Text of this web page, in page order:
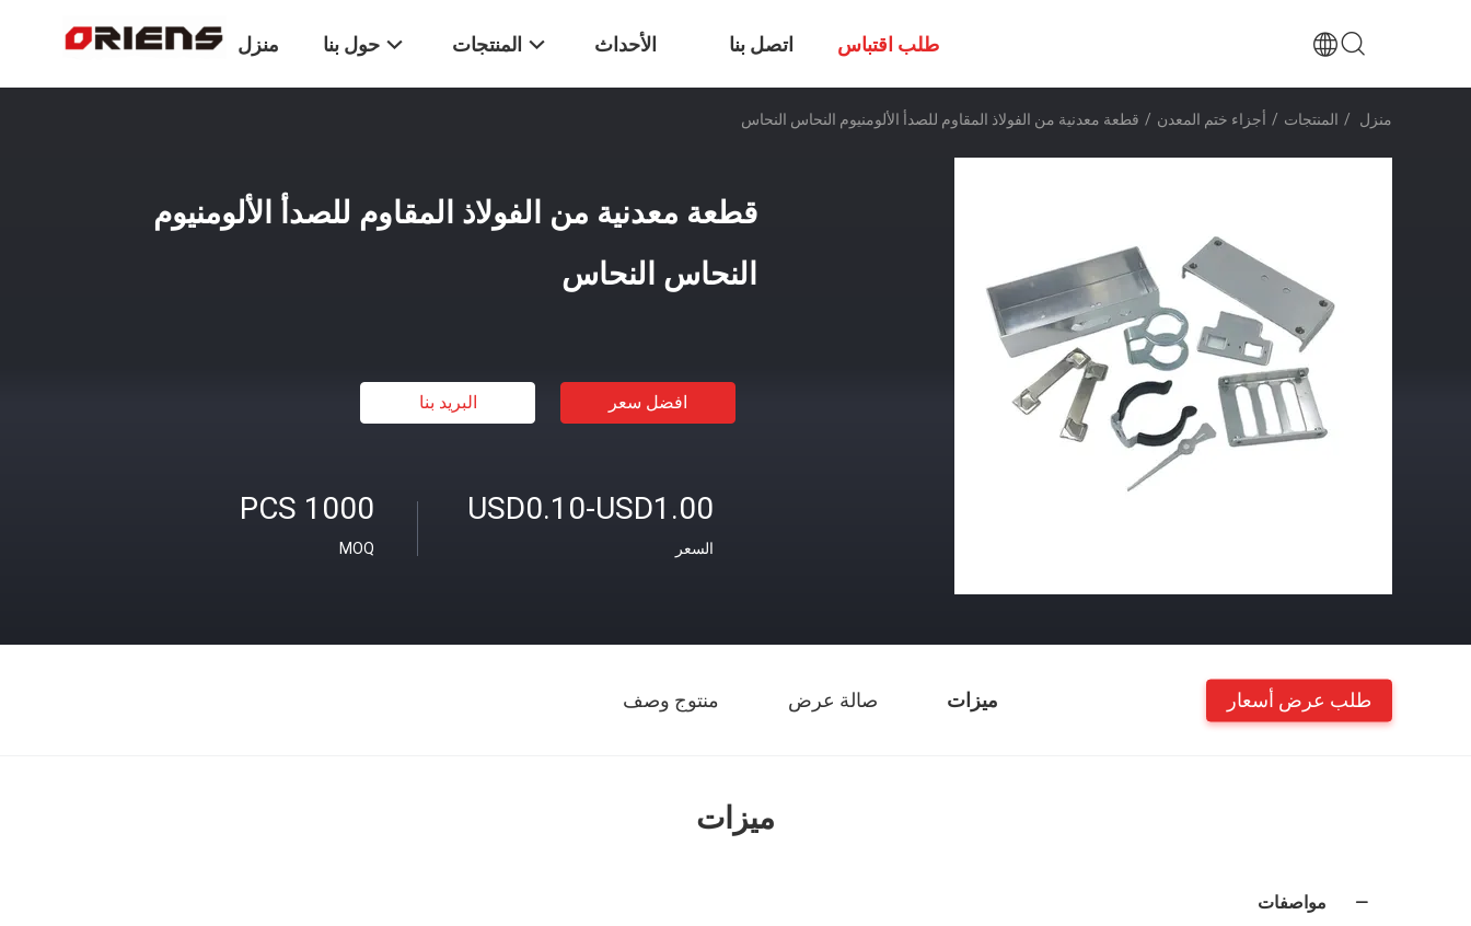
منزل حول بنا المنتجات الأحداث اتصل بنا طلب اقتباس
منزل / المنتجات / أجزاء ختم المعدن / قطعة معدنية من الفولاذ المقاوم للصدأ الألومنيوم النحاس النحاس
قطعة معدنية من الفولاذ المقاوم للصدأ الألومنيوم
النحاس النحاس
افضل سعر البريد بنا
1000 PCS
MOQ
USD0.10-USD1.00
السعر
ميزات صالة عرض منتوج وصف طلب عرض أسعار
ميزات
مواصفات